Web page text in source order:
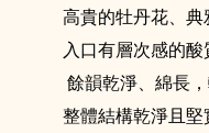
高貴的牡丹花、典
入口有層次感的酸
餘韻乾淨、綿長
整體結構乾淨且